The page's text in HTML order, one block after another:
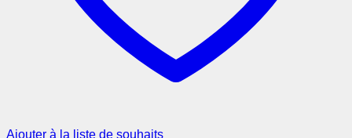
Ajouter à la liste de souhaits